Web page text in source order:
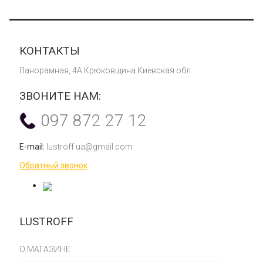
LUSTROFF
О МАГАЗИНЕ
КОНТАКТЫ
Панорамная, 4А Крюковщина Киевская обл.
ЗВОНИТЕ НАМ:
097 872 27 12
E-mail: lustroff.ua@gmail.com
Обратный звонок